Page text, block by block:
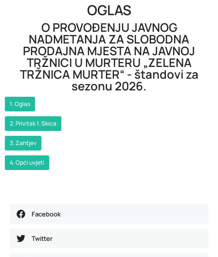
OGLAS
O PROVOĐENJU JAVNOG
NADMETANJA ZA SLOBODNA
PRODAJNA MJESTA NA JAVNOJ
TRŽNICI U MURTERU „ZELENA
TRŽNICA MURTER“ - štandovi za
sezonu 2026.
1. Oglas
2. Privitak 1. Skica
3. Zahtjev
4. Opći uvjeti
Facebook
Twitter